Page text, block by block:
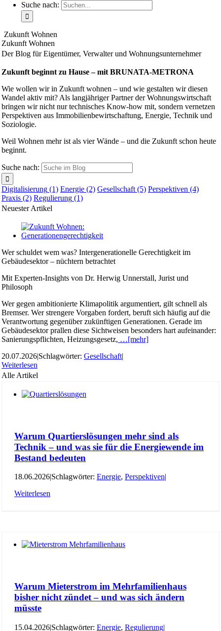
Suche nach:
Zukunft Wohnen
Zukunft Wohnen
Der Blog für Eigentümer, Verwalter und Wohnungsunternehmer
Zukunft beginnt zu Hause – mit BRUNATA-METRONA
Wie wollen wir in Zukunft wohnen – und wie gestalten wir diesen
Wandel aktiv mit? Als langjähriger Partner der Wohnungswirtschaft
bringen wir nicht nur technisches Know-how mit, sondern vernetzen
Perspektiven aus Immobilienbewirtschaftung, Energie, Technik und
Soziologie.
Weil Wohnen mehr ist als vier Wände – und die Zukunft schon heute
beginnt.
Suche nach:
Digitalisierung (1) Energie (2) Gesellschaft (5) Perspektiven (4)
Praxis (2) Regulierung (1)
Neuester Artikel
Wer schuldet wem was? Intergenerationelle Gerechtigkeit im
Gebäudesektor – nüchtern betrachtet
Mit Experten-Insights von Dr. Herwig Unnerstall, Jurist und
Philosoph
Wer gegen ambitionierte Klimapolitik argumentiert, gilt schnell als
Bremser. Wer strengere Vorgaben fordert, beruft sich häufig auf die
Verantwortung gegenüber zukünftigen Generationen. Gerade im
Gebäudesektor prallen diese Sichtweisen besonders hart aufeinander:
Sanierungspflichten, Heizungsgesetz, …[mehr]
20.07.2026|Schlagwörter: Gesellschaft|
Weiterlesen
Alle Artikel
Warum Quartierslösungen mehr sind als
Technik – und was sie für die Energiewende im
Bestand bedeuten
18.06.2026|Schlagwörter: Energie, Perspektiven|
Weiterlesen
Warum Mieterstrom im Mehrfamilienhaus
bisher nicht zündet – und was sich ändern
müsste
15.04.2026|Schlagwörter: Energie, Regulierung|